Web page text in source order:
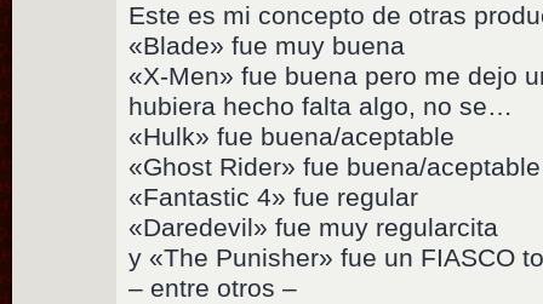
Este es mi concepto de otras
«Blade» fue muy buena
«X-Men» fue buena pero me dejo
hubiera hecho falta algo, no se…
«Hulk» fue buena/aceptable
«Ghost Rider» fue buena/aceptable
«Fantastic 4» fue regular
«Daredevil» fue muy regularcita
y «The Punisher» fue un FIASCO
– entre otros –